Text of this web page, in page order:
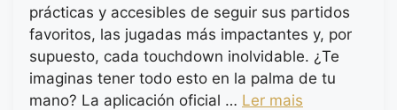
prácticas y accesibles de seguir sus partidos
favoritos, las jugadas más impactantes y, por
supuesto, cada touchdown inolvidable. ¿Te
imaginas tener todo esto en la palma de tu
mano? La aplicación oficial … Ler mais